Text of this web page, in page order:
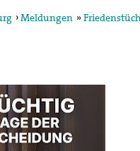
›Meldungen »
in der
und arbeitet in
Konzils.
des weltweiten